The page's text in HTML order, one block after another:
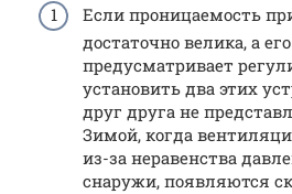
Если проницаемость
достаточно велика, а
предусматривает
установить два этих
друг друга не
Зимой, когда
из-за неравенства
снаружи, появляются